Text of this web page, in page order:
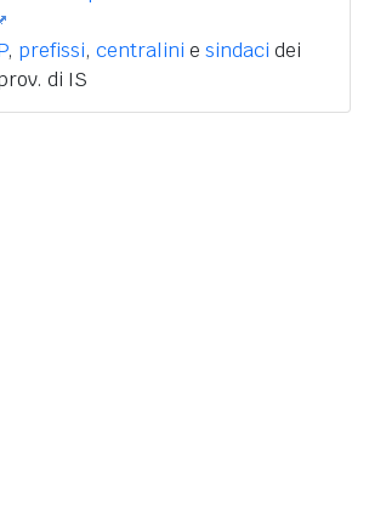
, prefissi, centralini e sindaci dei
di IS